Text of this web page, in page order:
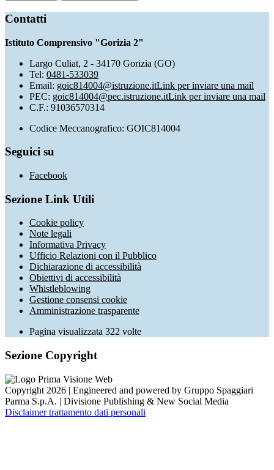
Contatti
Istituto Comprensivo "Gorizia 2"
Largo Culiat, 2 - 34170 Gorizia (GO)
Tel: 0481-533039
Email: goic814004@istruzione.itLink per inviare una mail
PEC: goic814004@pec.istruzione.itLink per inviare una mail
C.F.: 91036570314
Codice Meccanografico: GOIC814004
Seguici su
Facebook
Sezione Link Utili
Cookie policy
Note legali
Informativa Privacy
Ufficio Relazioni con il Pubblico
Dichiarazione di accessibilità
Obiettivi di accessibilità
Whistleblowing
Gestione consensi cookie
Amministrazione trasparente
Pagina visualizzata 322 volte
Sezione Copyright
Copyright 2026 | Engineered and powered by Gruppo Spaggiari
Parma S.p.A. | Divisione Publishing & New Social Media
Disclaimer trattamento dati personali